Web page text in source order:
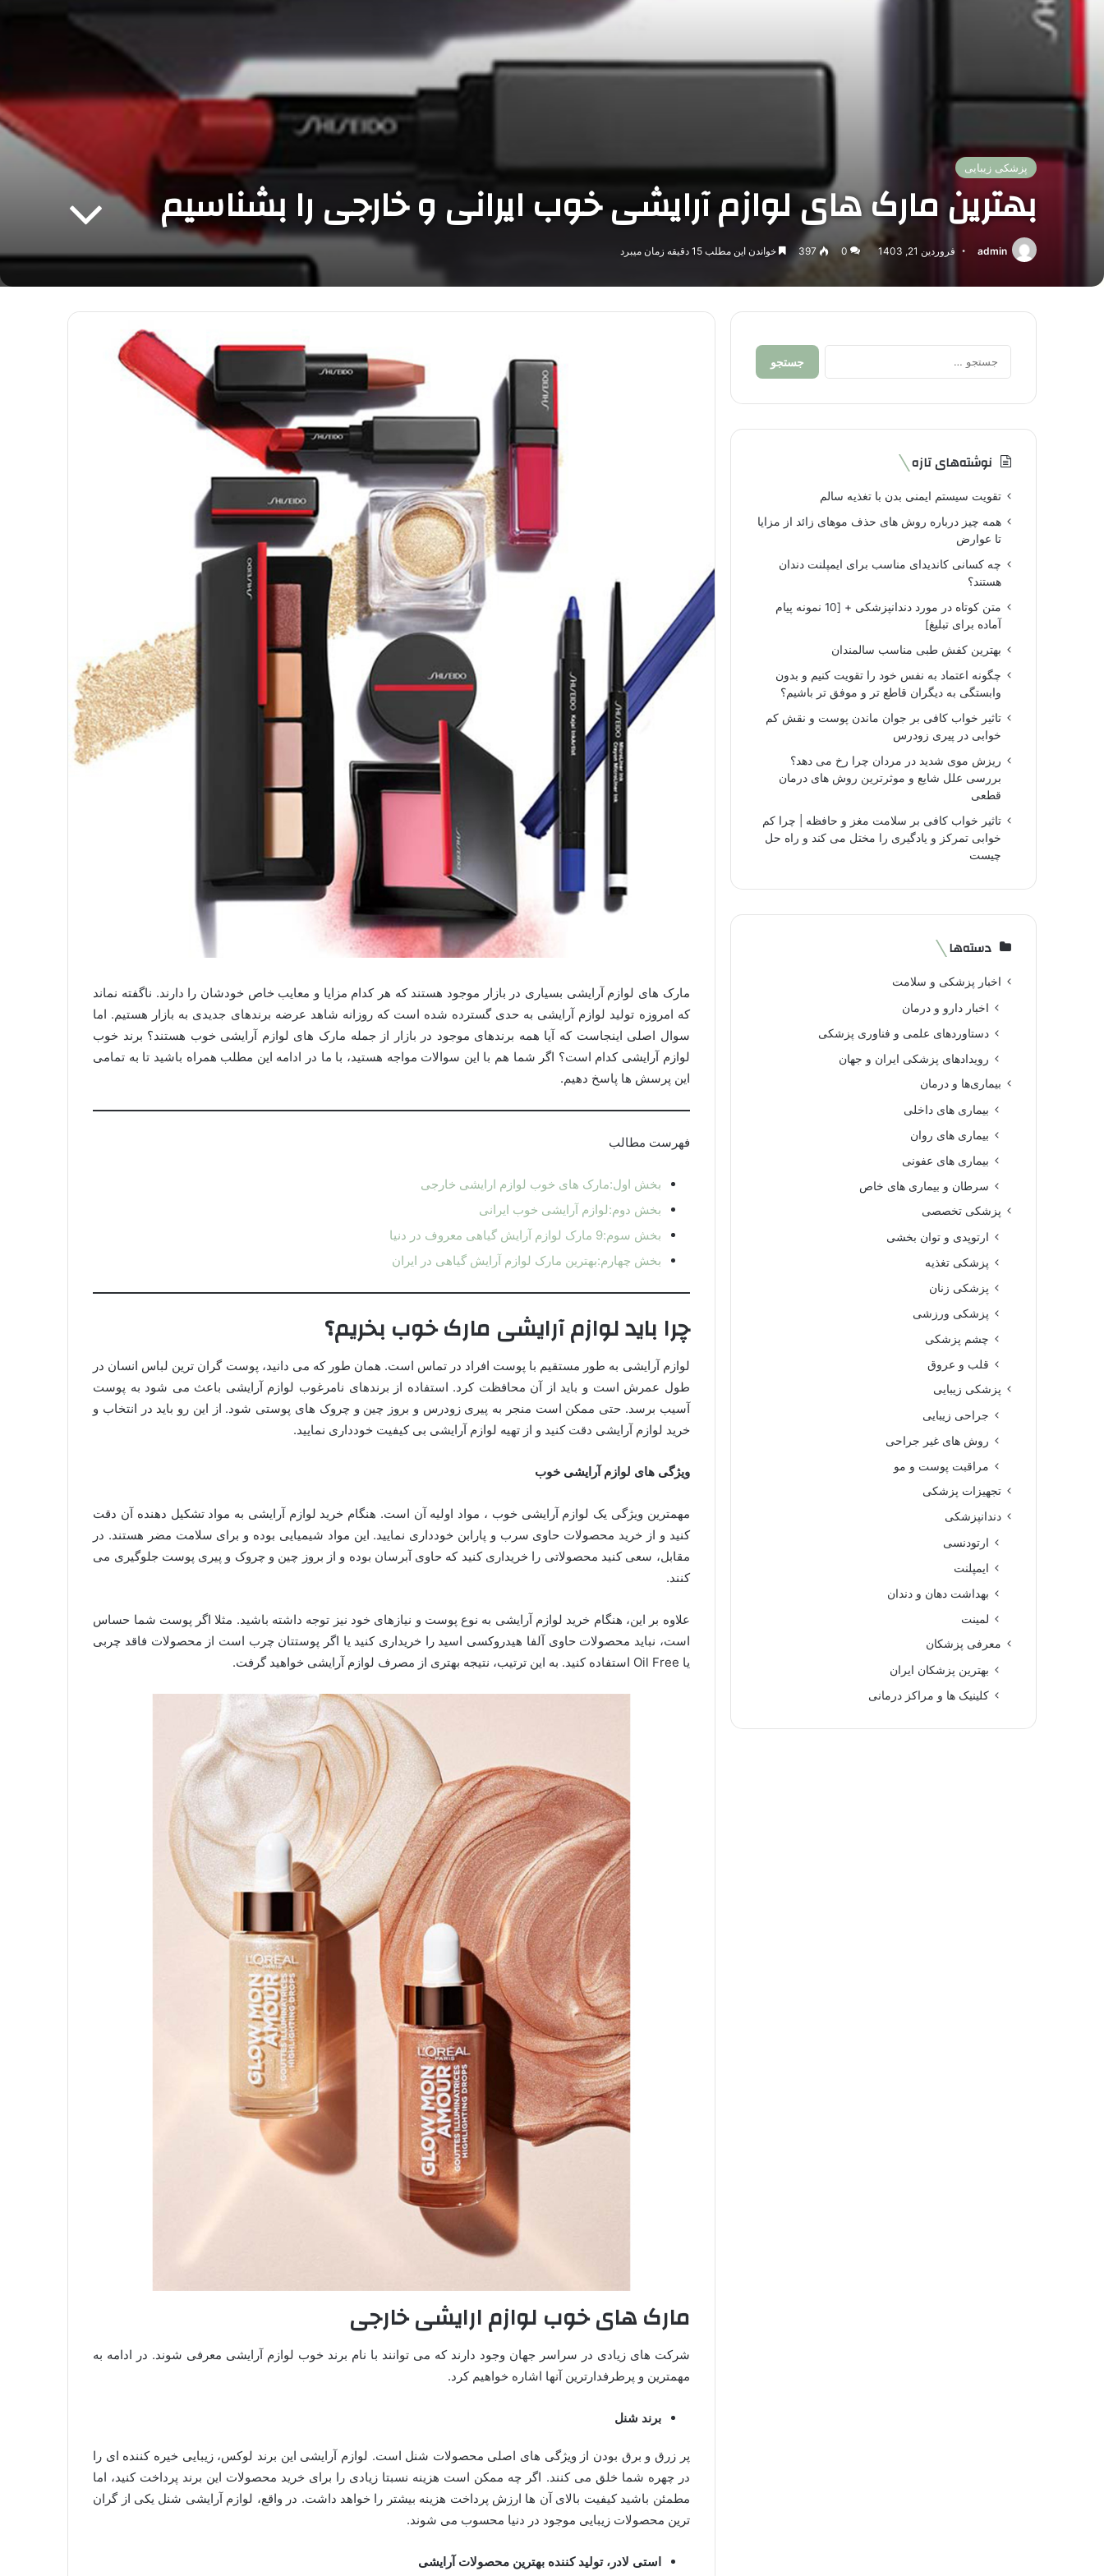
پزشکی زیبایی
بهترین مارک های لوازم آرایشی خوب ایرانی و خارجی را بشناسیم
admin فروردین 21, 1403 0
397 خواندن این مطلب 15 دقیقه زمان میبرد
مارک های لوازم آرایشی بسیاری در بازار موجود هستند که هر کدام مزایا و معایب خاص خودشان را دارند. ناگفته نماند
که امروزه تولید لوازم آرایشی به حدی گسترده شده است که روزانه شاهد عرضه برندهای جدیدی به بازار هستیم. اما
سوال اصلی اینجاست که آیا همه برندهای موجود در بازار از جمله مارک های لوازم آرایشی خوب هستند؟ برند خوب
لوازم آرایشی کدام است؟ اگر شما هم با این سوالات مواجه هستید، با ما در ادامه این مطلب همراه باشید تا به تمامی
این پرسش ها پاسخ دهیم.
فهرست مطالب
بخش اول:مارک های خوب لوازم ارایشی خارجی
بخش دوم:لوازم آرایشی خوب ایرانی
بخش سوم:9 مارک لوازم آرایش گیاهی معروف در دنیا
بخش چهارم:بهترین مارک لوازم آرایش گیاهی در ایران
چرا باید لوازم آرایشی مارک خوب بخریم؟
لوازم آرایشی به طور مستقیم با پوست افراد در تماس است. همان طور که می دانید، پوست گران ترین لباس انسان در
طول عمرش است و باید از آن محافظت کرد. استفاده از برندهای نامرغوب لوازم آرایشی باعث می شود به پوست
آسیب برسد. حتی ممکن است منجر به پیری زودرس و بروز چین و چروک های پوستی شود. از این رو باید در انتخاب و
خرید لوازم آرایشی دقت کنید و از تهیه لوازم آرایشی بی کیفیت خودداری نمایید.
ویژگی های لوازم آرایشی خوب
مهمترین ویژگی یک لوازم آرایشی خوب ، مواد اولیه آن است. هنگام خرید لوازم آرایشی به مواد تشکیل دهنده آن دقت
کنید و از خرید محصولات حاوی سرب و پارابن خودداری نمایید. این مواد شیمیایی بوده و برای سلامت مضر هستند. در
مقابل، سعی کنید محصولاتی را خریداری کنید که حاوی آبرسان بوده و از بروز چین و چروک و پیری پوست جلوگیری می
کنند.
علاوه بر این، هنگام خرید لوازم آرایشی به نوع پوست و نیازهای خود نیز توجه داشته باشید. مثلا اگر پوست شما حساس
است، نباید محصولات حاوی آلفا هیدروکسی اسید را خریداری کنید یا اگر پوستتان چرب است از محصولات فاقد چربی
یا Oil Free استفاده کنید. به این ترتیب، نتیجه بهتری از مصرف لوازم آرایشی خواهید گرفت.
مارک های خوب لوازم ارایشی خارجی
شرکت های زیادی در سراسر جهان وجود دارند که می توانند با نام برند خوب لوازم آرایشی معرفی شوند. در ادامه به
مهمترین و پرطرفدارترین آنها اشاره خواهیم کرد.
برند شنل
پر زرق و برق بودن از ویژگی های اصلی محصولات شنل است. لوازم آرایشی این برند لوکس، زیبایی خیره کننده ای را
در چهره شما خلق می کنند. اگر چه ممکن است هزینه نسبتا زیادی را برای خرید محصولات این برند پرداخت کنید، اما
مطمئن باشید کیفیت بالای آن ها ارزش پرداخت هزینه بیشتر را خواهد داشت. در واقع، لوازم آرایشی شنل یکی از گران
ترین محصولات زیبایی موجود در دنیا محسوب می شوند.
استی لادر، تولید کننده بهترین محصولات آرایشی
جستجو
نوشته‌های تازه
تقویت سیستم ایمنی بدن با تغذیه سالم
همه چیز درباره روش های حذف موهای زائد از مزایا
تا عوارض
چه کسانی کاندیدای مناسب برای ایمپلنت دندان
هستند؟
متن کوتاه در مورد دندانپزشکی + [10 نمونه پیام
آماده برای تبلیغ]
بهترین کفش طبی مناسب سالمندان
چگونه اعتماد به نفس خود را تقویت کنیم و بدون
وابستگی به دیگران قاطع تر و موفق تر باشیم؟
تاثیر خواب کافی بر جوان ماندن پوست و نقش کم
خوابی در پیری زودرس
ریزش موی شدید در مردان چرا رخ می دهد؟
بررسی علل شایع و موثرترین روش های درمان
قطعی
تاثیر خواب کافی بر سلامت مغز و حافظه | چرا کم
خوابی تمرکز و یادگیری را مختل می کند و راه حل
چیست
دسته‌ها
اخبار پزشکی و سلامت
اخبار دارو و درمان
دستاوردهای علمی و فناوری پزشکی
رویدادهای پزشکی ایران و جهان
بیماری‌ها و درمان
بیماری های داخلی
بیماری های روان‌
بیماری های عفونی
سرطان و بیماری های خاص
پزشکی تخصصی
ارتوپدی و توان بخشی
پزشکی تغذیه
پزشکی زنان
پزشکی ورزشی
چشم پزشکی
قلب و عروق
پزشکی زیبایی
جراحی زیبایی
روش های غیر جراحی
مراقبت پوست و مو
تجهیزات پزشکی
دندانپزشکی
ارتودنسی
ایمپلنت
بهداشت دهان و دندان
لمینت
معرفی پزشکان
بهترین پزشکان ایران
کلینیک ها و مراکز درمانی